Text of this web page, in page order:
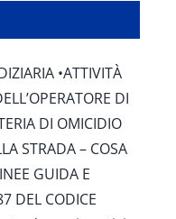
•ATTIVITÀ
DI
DI OMICIDIO
STRADA – COSA
GUIDA E
DEL CODICE